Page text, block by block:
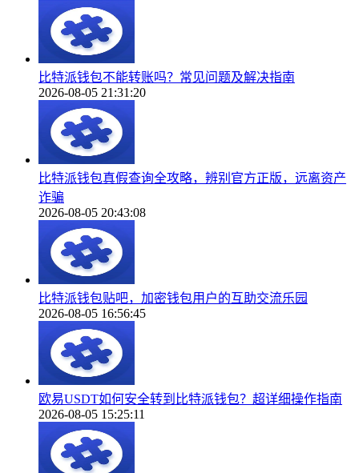
比特派钱包不能转账吗？常见问题及解决指南
2026-08-05 21:31:20
比特派钱包真假查询全攻略，辨别官方正版，远离资产
诈骗
2026-08-05 20:43:08
比特派钱包贴吧，加密钱包用户的互助交流乐园
2026-08-05 16:56:45
欧易USDT如何安全转到比特派钱包？超详细操作指南
2026-08-05 15:25:11